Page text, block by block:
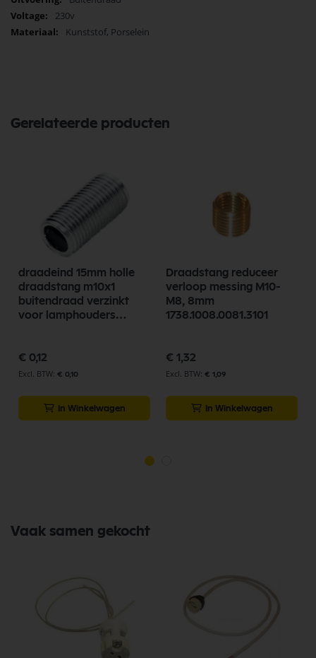
230v
Kunststof, Porselein
Gerelateerde producten
draadeind 15mm holle
draadstang m10x1
buitendraad verzinkt
voor lamphouders
€ 0,12
€ 0,10
In Winkelwagen
Draadstang reduceer
verloop messing M10-
M8, 8mm
1738.1008.0081.3101
€ 1,32
€ 1,09
In Winkelwagen
Vaak samen gekocht